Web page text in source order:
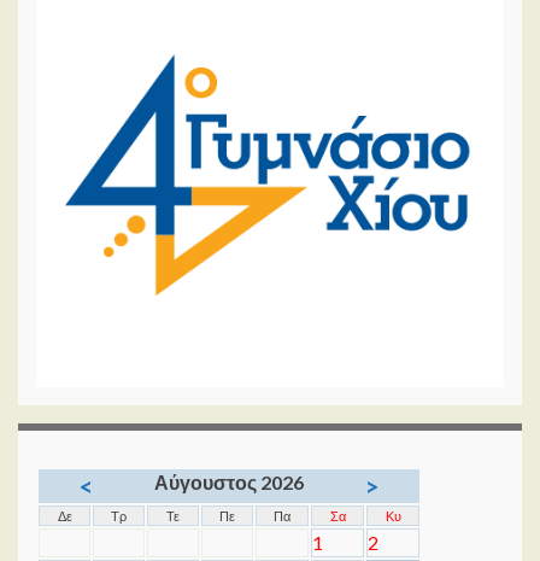
< Αύγουστος 2026 >
Δε Τρ Τε Πε Πα Σα Κυ
1
2